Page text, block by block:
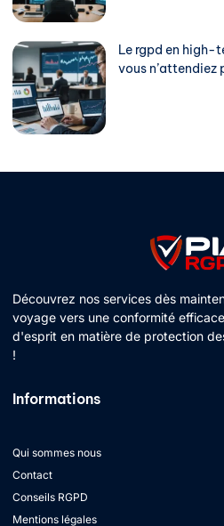
Le rgpd en high-
vous n’attendiez
Découvrez nos services dès
voyage vers une conformité
d'esprit en matière de protection
!
Informations
Qui sommes nous
Contact
Conseils RGPD
Mentions légales